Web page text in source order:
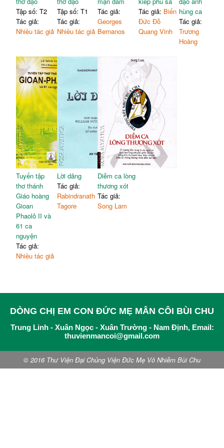
Tập số: T2
Tác giả:
Nhiều tác giả
Tập số: T1
Tác giả:
Nhiều tác giả
Tác giả:
Georges
Bernanos
Tác giả: Biển
Đức Đỗ
Quang Vinh
hùng ca
Tác giả:
Trương
Hoàng
Tuyển tập
thơ thánh
Giáo hoàng
Gioan
Phaolô II và
61 ca
nguyện
Tác giả:
Nhiều tác giả
Lời dâng
Tác giả:
Rabindranath
Tagore
Diễm ca lòng
thương xót
Tác giả:
Song Lam
DÒNG CHỊ EM CON ĐỨC MẸ MÂN CÔI BÙI CHU
Trung Linh - Xuân Ngọc - Xuân Trường - Nam Định, Email:
thuvienmancoi@gmail.com
© 2016 Thư Viện Đại Chủng Viện Đức Mẹ Vô Nhiễm Bùi Chu